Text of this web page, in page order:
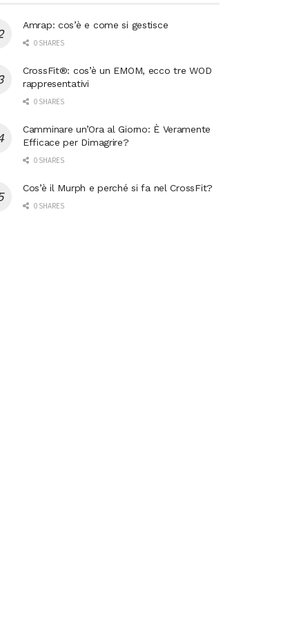
Amrap: cos’è e come si gestisce
0 SHARES
CrossFit®: cos’è un EMOM, ecco tre WOD
rappresentativi
0 SHARES
Camminare un’Ora al Giorno: È Veramente
Efficace per Dimagrire?
0 SHARES
Cos’è il Murph e perché si fa nel CrossFit?
0 SHARES